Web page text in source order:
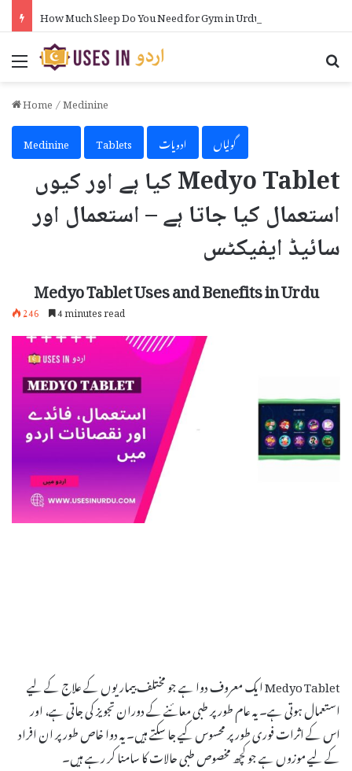
How Much Sleep Do You Need for Gym in Urdu
Menu
Home/Medinine
Medinine
Tablets ادویات گولیاں
Medyo Tablet کیا ہے اور کیوں
استعمال کیا جاتا ہے – استعمال اور
سائیڈ ایفیکٹس
Medyo Tablet Uses and Benefits in Urdu
246 4 minutes read
Medyo Tablet ایک معروف دوا ہے جو مختلف بیماریوں کے علاج کے لیے
استعمال ہوتی ہے۔ یہ عام طور پر طبی معائنے کے دوران تجویز کی جاتی ہے، اور
اس کے اثرات فوری طور پر محسوس کیے جا سکتے ہیں۔ یہ دوا خاص طور پر ان افراد
کے لیے موزوں ہے جو کچھ مخصوص طبی حالات کا سامنا کر رہے ہیں۔